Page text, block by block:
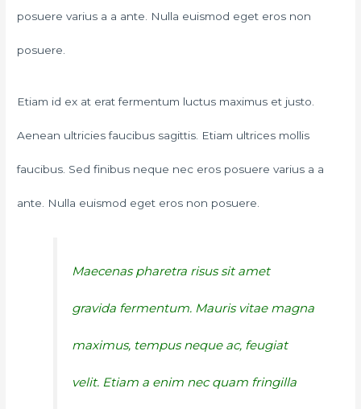
posuere varius a a ante. Nulla euismod eget eros non
posuere.
Etiam id ex at erat fermentum luctus maximus et justo.
Aenean ultricies faucibus sagittis. Etiam ultrices mollis
faucibus. Sed finibus neque nec eros posuere varius a a
ante. Nulla euismod eget eros non posuere.
Maecenas pharetra risus sit amet
gravida fermentum. Mauris vitae magna
maximus, tempus neque ac, feugiat
velit. Etiam a enim nec quam fringilla